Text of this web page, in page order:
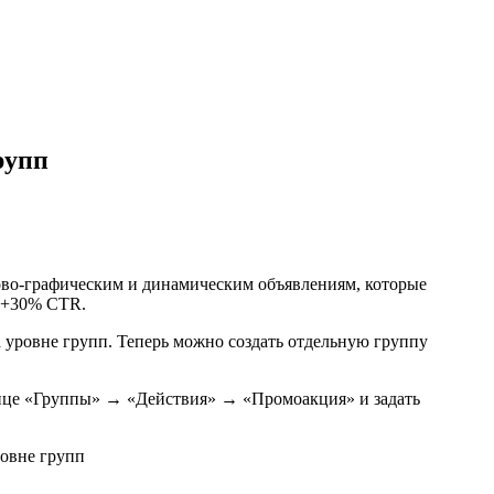
графическим и динамическим объявлениям, которые
CTR.
групп. Теперь можно создать отдельную группу
«Группы» → «Действия» → «Промоакция» и задать